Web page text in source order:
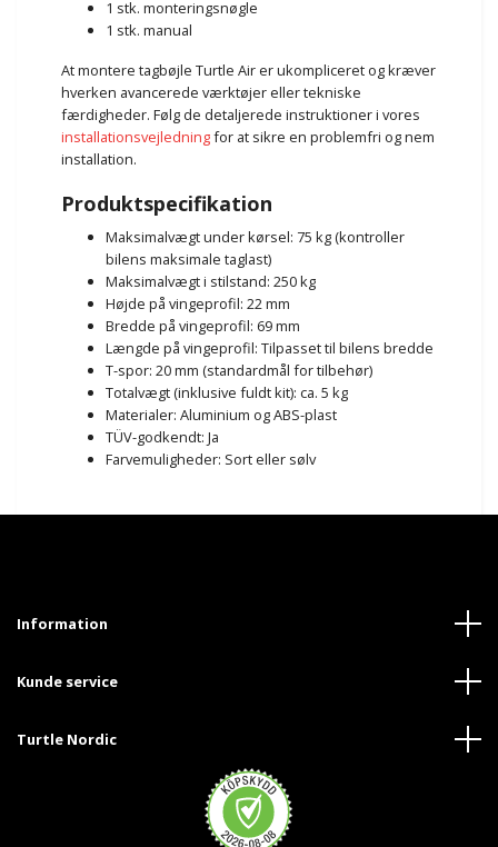
1 stk. monteringsnøgle
1 stk. manual
At montere tagbøjle Turtle Air er ukompliceret og kræver
hverken avancerede værktøjer eller tekniske
færdigheder. Følg de detaljerede instruktioner i vores
installationsvejledningfor at sikre en problemfri og nem
installation.
Produktspecifikation
Maksimalvægt under kørsel: 75 kg (kontroller
bilens maksimale taglast)
Maksimalvægt i stilstand: 250 kg
Højde på vingeprofil: 22 mm
Bredde på vingeprofil: 69 mm
Længde på vingeprofil: Tilpasset til bilens bredde
T-spor: 20 mm (standardmål for tilbehør)
Totalvægt (inklusive fuldt kit): ca. 5 kg
Materialer: Aluminium og ABS-plast
TÜV-godkendt: Ja
Farvemuligheder: Sort eller sølv
Information
Kunde service
Turtle Nordic